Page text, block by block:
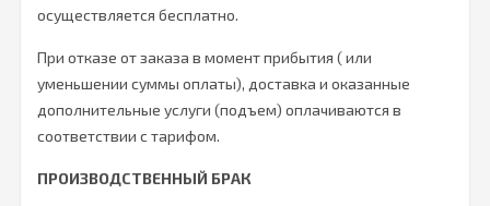
осуществляется бесплатно.
При отказе от заказа в момент прибытия ( или
уменьшении суммы оплаты), доставка и оказанные
дополнительные услуги (подъем) оплачиваются в
соответствии с тарифом.
ПРОИЗВОДСТВЕННЫЙ БРАК